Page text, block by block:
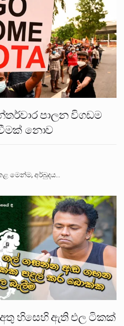
පාලන විගඩම
නොව
මෙන්ම, අර්බුදය…
අතු හිසෙහි ඇති එල ටිකක්